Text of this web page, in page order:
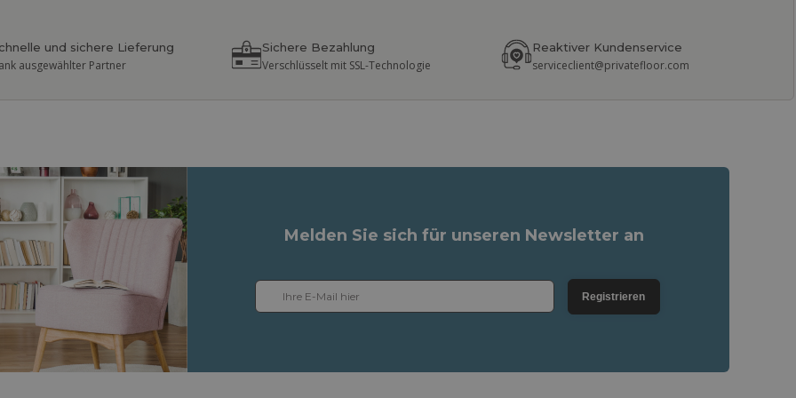
und sichere Lieferung
ausgewählter Partner
Sichere Bezahlung
Verschlüsselt mit SSL-Technologie
Reaktiver Kundenservice
serviceclient@privatefloor.com
Melden Sie sich für unseren Newsletter an
Registrieren